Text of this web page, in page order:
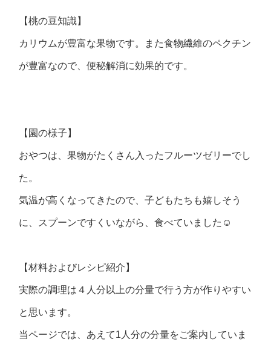
【桃の豆知識】
カリウムが豊富な果物です。また食物繊維のペクチン
が豊富なので、便秘解消に効果的です。
【園の様子】
おやつは、果物がたくさん入ったフルーツゼリーでし
た。
気温が高くなってきたので、子どもたちも嬉しそう
に、スプーンですくいながら、食べていました☺
【材料およびレシピ紹介】
実際の調理は４人分以上の分量で行う方が作りやすい
と思います。
当ページでは、あえて1人分の分量をご案内していま